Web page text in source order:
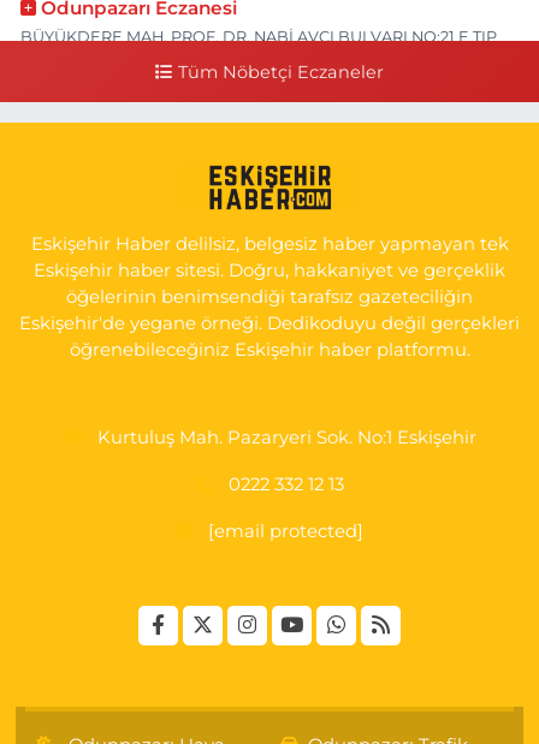
Odunpazarı Eczanesi
BÜYÜKDERE MAH. PROF. DR. NABİ AVCI BULVARI NO:21 E TIP
YENİDOĞAN MH.ŞEHİT SERKAN ÖZAYDIN CD.8 B ESKİ DEVLET
0 (222) 237 75 17 Yol Tarifi Al
Tüm Nöbetçi Eczaneler
Eskişehir Haber delilsiz, belgesiz haber yapmayan tek
Eskişehir haber sitesi. Doğru, hakkaniyet ve gerçeklik
öğelerinin benimsendiği tarafsız gazeteciliğin
Eskişehir'de yegane örneği. Dedikoduyu değil gerçekleri
öğrenebileceğiniz Eskişehir haber platformu.
Kurtuluş Mah. Pazaryeri Sok. No:1 Eskişehir
0222 332 12 13
[email protected]